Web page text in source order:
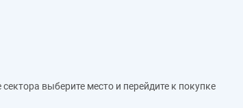
выберите место и перейдите к покупке